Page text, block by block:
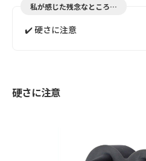
私が感じた残念なところ…
✔️ 硬さに注意
硬さに注意